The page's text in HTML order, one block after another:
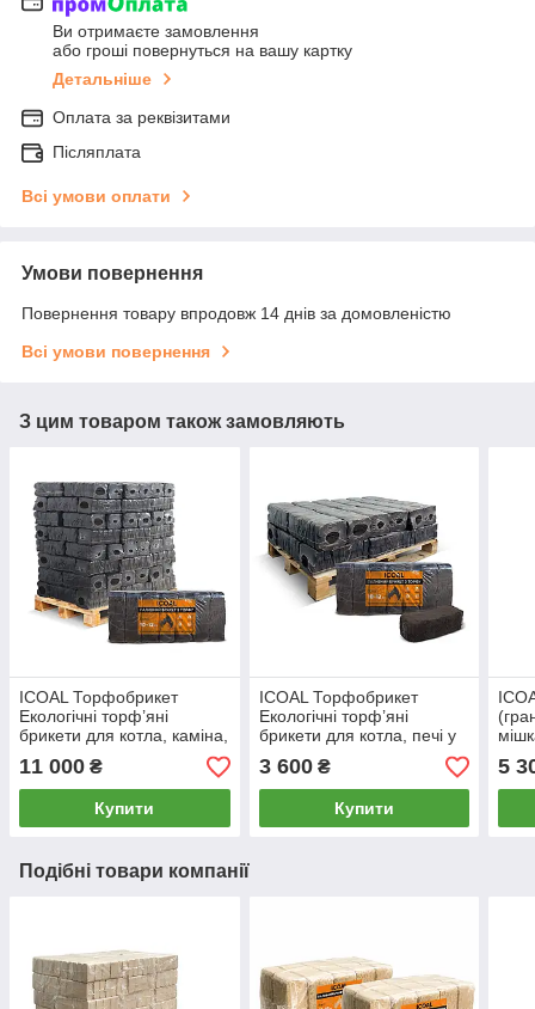
Ви отримаєте замовлення
або гроші повернуться на вашу картку
Детальніше
Оплата за реквізитами
Післяплата
Всі умови оплати
Умови повернення
Повернення товару впродовж 14 днів за домовленістю
Всі умови повернення
З цим товаром також замовляють
ICOAL Торфобрикет
Екологічні торф’яні
брикети для котла, каміна,
печі у термоплівці (960 кг)
11 000 ₴
Купити
ICOAL Торфобрикет
Екологічні торф’яні
брикети для котла, печі у
термоплівці (300 кг)
3 600₴
Купити
5
Подібні товари компанії